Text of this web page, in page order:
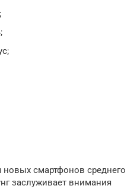
смартфонов среднего
заслуживает внимания